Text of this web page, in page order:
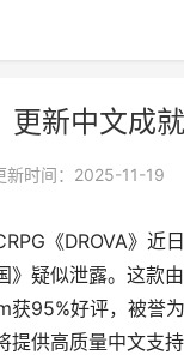
更新中文成
新时间：2025-11-19
《DROVA》近
》疑似泄露。这款
获95%好评，被誉
提供高质量中文支